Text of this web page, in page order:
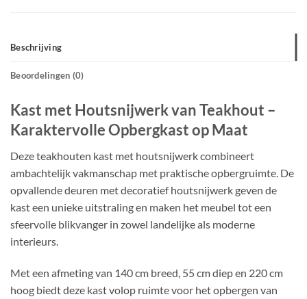
Beschrijving
Beoordelingen (0)
Kast met Houtsnijwerk van Teakhout –
Karaktervolle Opbergkast op Maat
Deze teakhouten kast met houtsnijwerk combineert
ambachtelijk vakmanschap met praktische opbergruimte. De
opvallende deuren met decoratief houtsnijwerk geven de
kast een unieke uitstraling en maken het meubel tot een
sfeervolle blikvanger in zowel landelijke als moderne
interieurs.
Met een afmeting van 140 cm breed, 55 cm diep en 220 cm
hoog biedt deze kast volop ruimte voor het opbergen van